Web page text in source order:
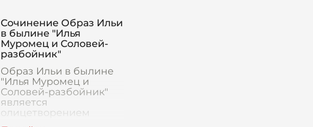
Сочинение Образ Ильи
в былине "Илья
Муромец и Соловей-
разбойник"
Образ Ильи в былине
"Илья Муромец и
Соловей-разбойник"
является
олицетворением